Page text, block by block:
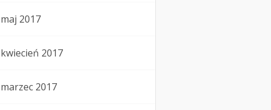
maj 2017
kwiecień 2017
marzec 2017